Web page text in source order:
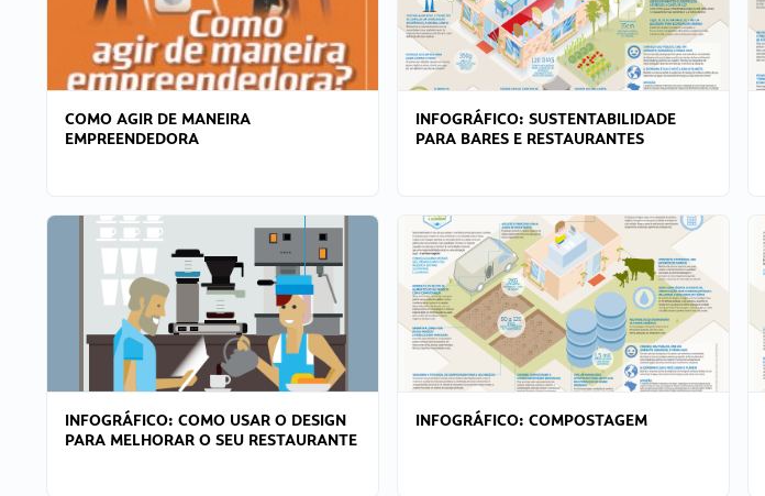
COMO AGIR DE MANEIRA
EMPREENDEDORA
INFOGRÁFICO: SUSTENTABILIDADE
PARA BARES E RESTAURANTES
INFOGRÁFICO: COMO USAR O DESIGN
PARA MELHORAR O SEU RESTAURANTE
INFOGRÁFICO: COMPOSTAGEM